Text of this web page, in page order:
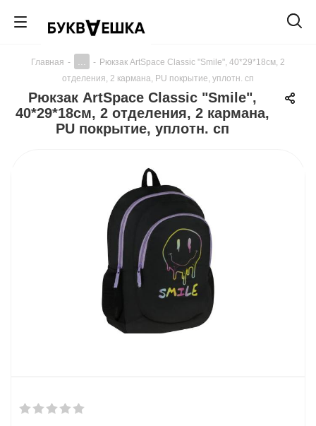
Главная - - Рюкзак ArtSpace Classic "Smile", 40*29*18см, 2
отделения, 2 кармана, PU покрытие, уплотн. сп
Рюкзак ArtSpace Classic "Smile",
40*29*18см, 2 отделения, 2 кармана,
PU покрытие, уплотн. сп